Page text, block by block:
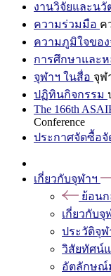
งานวิจัยและนวั
ความร่วมมือ ค
ความภูมิใจของ
การศึกษาและ
จุฬาฯ ในสื่อ จุฬ
ปฏิทินกิจกรรม
The 166th
Conference
ประกาศจัดซื้อจั
เกี่ยวกับจุฬาฯ
ย้อน
เกี่ยวกับจุ
ประวัติจุฬ
วิสัยทัศน์
อัตลักษณ์